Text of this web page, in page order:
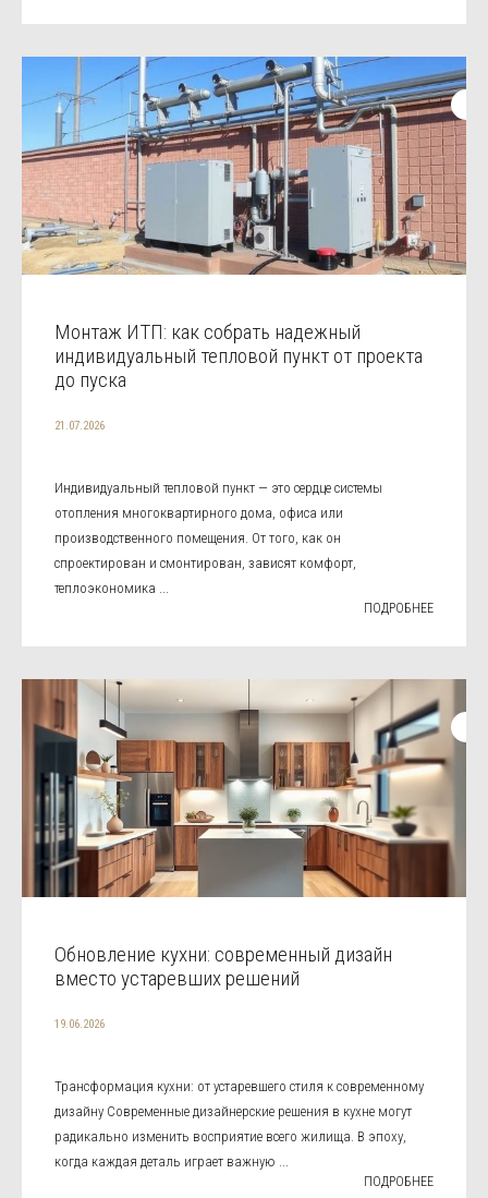
Монтаж ИТП: как собрать надежный
индивидуальный тепловой пункт от проекта
до пуска
21.07.2026
Индивидуальный тепловой пункт — это сердце системы
отопления многоквартирного дома, офиса или
производственного помещения. От того, как он
спроектирован и смонтирован, зависят комфорт,
теплоэкономика ...
ПОДРОБНЕЕ
Обновление кухни: современный дизайн
вместо устаревших решений
19.06.2026
Трансформация кухни: от устаревшего стиля к современному
дизайну Современные дизайнерские решения в кухне могут
радикально изменить восприятие всего жилища. В эпоху,
когда каждая деталь играет важную ...
ПОДРОБНЕЕ